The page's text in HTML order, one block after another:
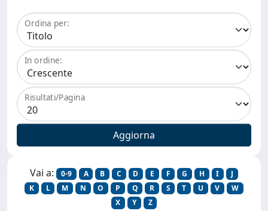
Ordina per:
In ordine:
Risultati/Pagina
Vai a: 0-9 A B C D E F G H I
J
K
L M N O P Q R S T U V
W
X
Y Z